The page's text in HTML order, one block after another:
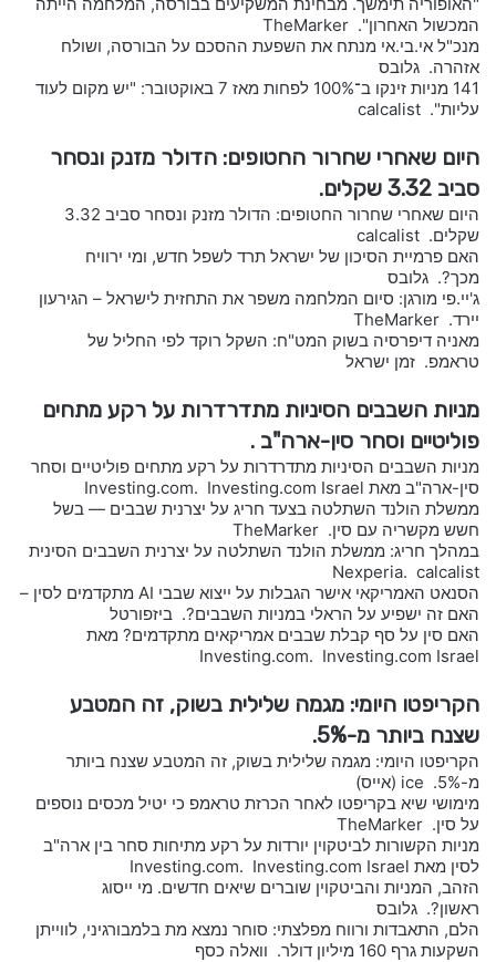
המכשול האחרון". TheMarker
מנכ"ל אי.בי.אי מנתח את השפעת ההסכם על הבורסה, ושולח
אזהרה. גלובס
141 מניות זינקו ב־100% לפחות מאז 7 באוקטובר: "יש מקום לעוד
עליות". calcalist
היום שאחרי שחרור החטופים: הדולר מזנק ונסחר
סביב 3.32 שקלים.
היום שאחרי שחרור החטופים: הדולר מזנק ונסחר סביב 3.32
שקלים. calcalist
האם פרמיית הסיכון של ישראל תרד לשפל חדש, ומי ירוויח
מכך?. גלובס
ג'יי.פי מורגן: סיום המלחמה משפר את התחזית לישראל – הגירעון
יירד. TheMarker
מאניה דיפרסיה בשוק המט"ח: השקל רוקד לפי החליל של
טראמפ. זמן ישראל
מניות השבבים הסיניות מתדרדרות על רקע מתחים
פוליטיים וסחר סין-ארה"ב .
מניות השבבים הסיניות מתדרדרות על רקע מתחים פוליטיים וסחר
סין-ארה"ב מאת Investing.com. Investing.com Israel
ממשלת הולנד השתלטה בצעד חריג על יצרנית שבבים — בשל
חשש מקשריה עם סין. TheMarker
במהלך חריג: ממשלת הולנד השתלטה על יצרנית השבבים הסינית
Nexperia. calcalist
הסנאט האמריקאי אישר הגבלות על ייצוא שבבי AI מתקדמים לסין –
האם זה ישפיע על הראלי במניות השבבים?. ביזפורטל
האם סין על סף קבלת שבבים אמריקאים מתקדמים? מאת
Investing.com. Investing.com Israel
הקריפטו היומי: מגמה שלילית בשוק, זה המטבע
שצנח ביותר מ-5%.
הקריפטו היומי: מגמה שלילית בשוק, זה המטבע שצנח ביותר
מ-5%. ice (אייס)
מימושי שיא בקריפטו לאחר הכרזת טראמפ כי יטיל מכסים נוספים
על סין. TheMarker
מניות הקשורות לביטקוין יורדות על רקע מתיחות סחר בין ארה"ב
לסין מאת Investing.com. Investing.com Israel
הזהב, המניות והביטקוין שוברים שיאים חדשים. מי ייסוג
ראשון?. גלובס
הלם, התאבדות ורווח מפלצתי: סוחר נמצא מת בלמבורגיני, לווייתן
השקעות גרף 160 מיליון דולר. וואלה כסף